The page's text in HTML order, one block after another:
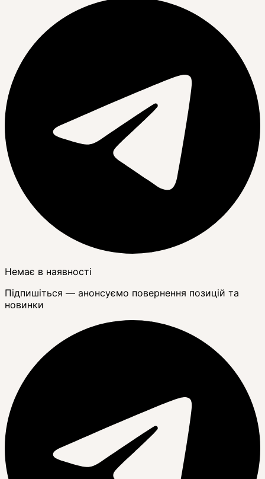
Немає в наявності
Підпишіться — анонсуємо повернення позицій та
новинки